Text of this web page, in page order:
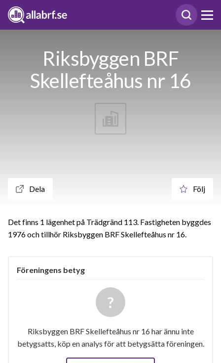
Riksbyggen BRF
Skellefteåhus nr 16
Dela Följ
Det finns 1 lägenhet på Trädgränd 113. Fastigheten byggdes
1976 och tillhör Riksbyggen BRF Skellefteåhus nr 16.
Föreningens betyg
Riksbyggen BRF Skellefteåhus nr 16 har ännu inte
betygsatts, köp en analys för att betygsätta föreningen.